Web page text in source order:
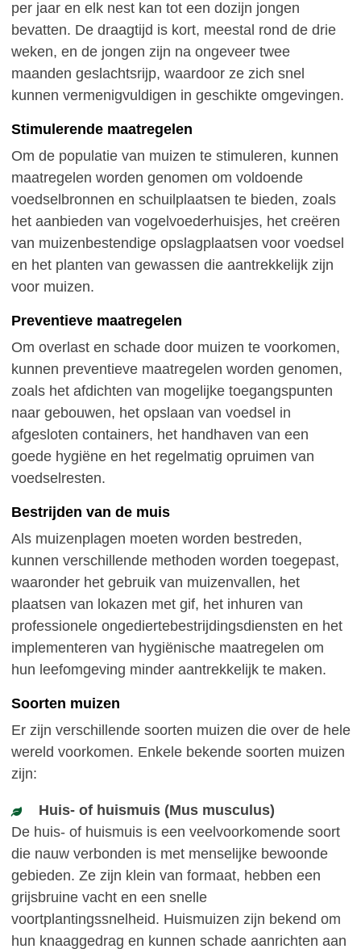
per jaar en elk nest kan tot een dozijn jongen
bevatten. De draagtijd is kort, meestal rond de drie
weken, en de jongen zijn na ongeveer twee
maanden geslachtsrijp, waardoor ze zich snel
kunnen vermenigvuldigen in geschikte omgevingen.
Stimulerende maatregelen
Om de populatie van muizen te stimuleren, kunnen
maatregelen worden genomen om voldoende
voedselbronnen en schuilplaatsen te bieden, zoals
het aanbieden van vogelvoederhuisjes, het creëren
van muizenbestendige opslagplaatsen voor voedsel
en het planten van gewassen die aantrekkelijk zijn
voor muizen.
Preventieve maatregelen
Om overlast en schade door muizen te voorkomen,
kunnen preventieve maatregelen worden genomen,
zoals het afdichten van mogelijke toegangspunten
naar gebouwen, het opslaan van voedsel in
afgesloten containers, het handhaven van een
goede hygiëne en het regelmatig opruimen van
voedselresten.
Bestrijden van de muis
Als muizenplagen moeten worden bestreden,
kunnen verschillende methoden worden toegepast,
waaronder het gebruik van muizenvallen, het
plaatsen van lokazen met gif, het inhuren van
professionele ongediertebestrijdingsdiensten en het
implementeren van hygiënische maatregelen om
hun leefomgeving minder aantrekkelijk te maken.
Soorten muizen
Er zijn verschillende soorten muizen die over de hele
wereld voorkomen. Enkele bekende soorten muizen
zijn:
Huis- of huismuis (Mus musculus)
De huis- of huismuis is een veelvoorkomende soort
die nauw verbonden is met menselijke bewoonde
gebieden. Ze zijn klein van formaat, hebben een
grijsbruine vacht en een snelle
voortplantingssnelheid. Huismuizen zijn bekend om
hun knaaggedrag en kunnen schade aanrichten aan